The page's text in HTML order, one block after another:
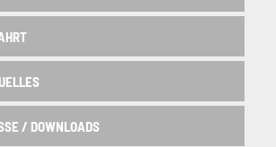
/ DOWNLOADS